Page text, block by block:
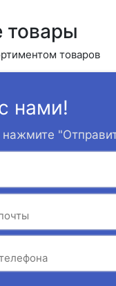
товары
товаров
нами!